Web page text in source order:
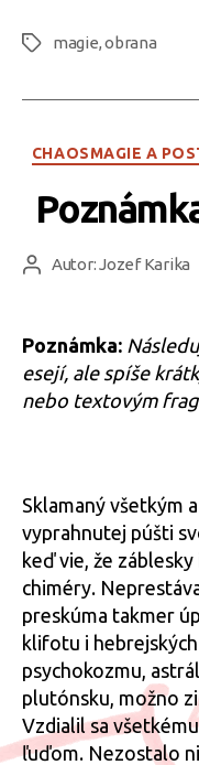
Štítkymagie,obrana
CHAOSMAGIE A
AutorAutor:Jozef Karika
Poznámka:
esejí, ale spíše
nebo textovým
Sklamaný všetkým
vyprahnutej púšti
keď vie, že
chiméry.
preskúma takmer
klifotu i
psychokozmu,
plutónsku, možno
Vzdialil sa
ľuďom. Nezostalo